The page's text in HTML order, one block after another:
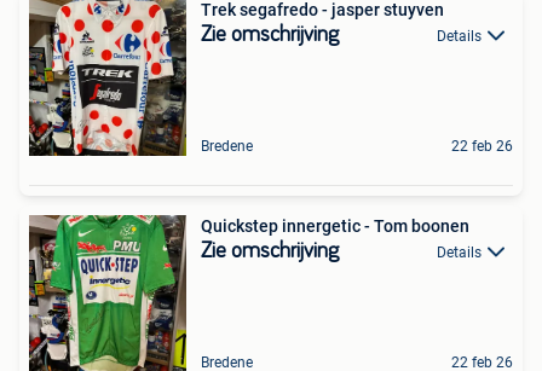
Trek segafredo - jasper stuyven
Zie omschrijving Details
Bredene 22 feb 26
Quickstep innergetic - Tom boonen
Zie omschrijving Details
Bredene 22 feb 26